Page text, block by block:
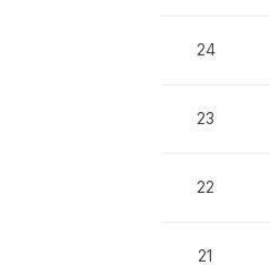
24
23
22
21